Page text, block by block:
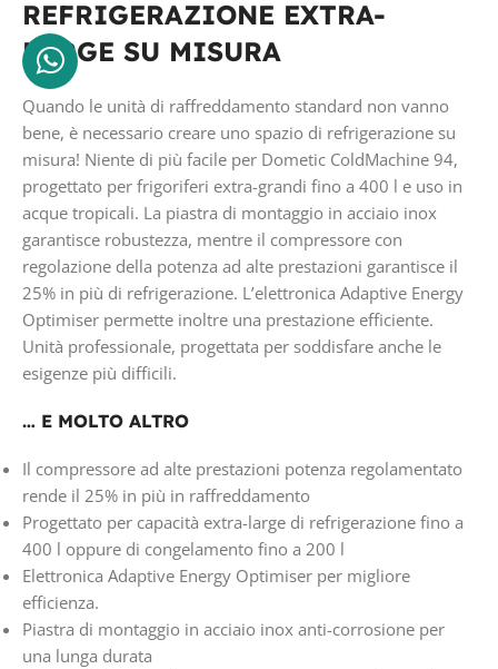
REFRIGERAZIONE EXTRA-
LARGE SU MISURA
Quando le unità di raffreddamento standard non vanno
bene, è necessario creare uno spazio di refrigerazione su
misura! Niente di più facile per Dometic ColdMachine 94,
progettato per frigoriferi extra-grandi fino a 400 l e uso in
acque tropicali. La piastra di montaggio in acciaio inox
garantisce robustezza, mentre il compressore con
regolazione della potenza ad alte prestazioni garantisce il
25% in più di refrigerazione. L’elettronica Adaptive Energy
Optimiser permette inoltre una prestazione efficiente.
Unità professionale, progettata per soddisfare anche le
esigenze più difficili.
… E MOLTO ALTRO
Il compressore ad alte prestazioni potenza regolamentato
rende il 25% in più in raffreddamento
Progettato per capacità extra-large di refrigerazione fino a
400 l oppure di congelamento fino a 200 l
Elettronica Adaptive Energy Optimiser per migliore
efficienza.
Piastra di montaggio in acciaio inox anti-corrosione per
una lunga durata